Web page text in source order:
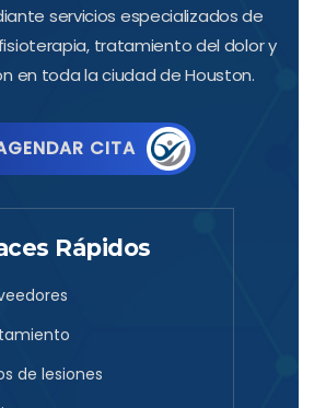
servicios especializados de
tratamiento del dolor y
en toda la ciudad de Houston.
CITA
Rápidos
de lesiones